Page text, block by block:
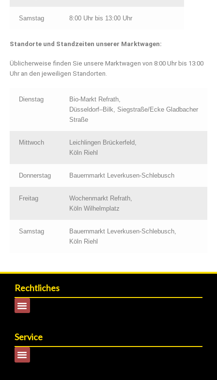
Samstag 8:00 Uhr bis 13:00 Uhr
Standorte und Standzeiten unserer Marktwagen:
Üblicherweise finden Sie unsere Marktwagen von 8:00 Uhr bis 13:00
Uhr an den jeweiligen Standorten.
Dienstag
Bio-Markt Refrath,
Düsseldorf–Bilk, Siegstraße/Ecke Gladbacher
Straße
Mittwoch
Leichlingen Brückerfeld,
Köln Riehl
Donnerstag Bauernmarkt Leverkusen-Schlebusch
Freitag
Wochenmarkt Refrath,
Köln Wilhelmplatz
Samstag
Bauernmarkt Leverkusen-Schlebusch,
Köln Riehl
Rechtliches
Service